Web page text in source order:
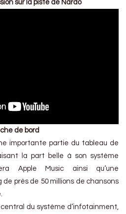
sur la piste de Nardo
de bord
importante partie du tableau de
la part belle à son système
Apple Music ainsi qu’une
près de 50 millions de chansons
du système d’infotainment,